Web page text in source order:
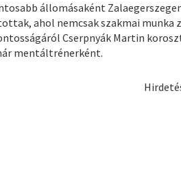
állomásaként
ahol nemcsak szakmai munka
Cserpnyák Martin
mentáltrénerként.